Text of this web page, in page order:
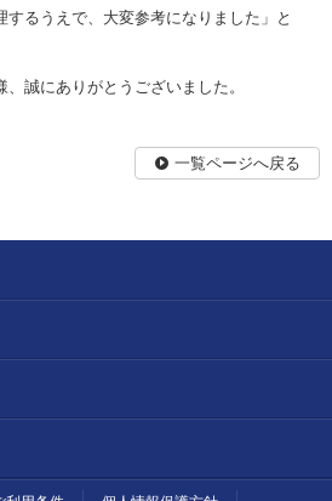
するうえで、大変参考になりました」と
誠にありがとうございました。
一覧ページへ戻る